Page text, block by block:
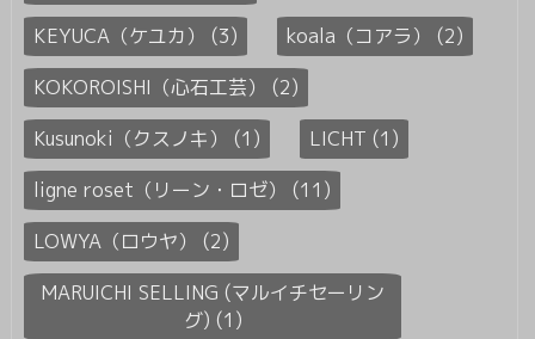
KEYUCA（ケユカ） (3)
koala（コアラ） (2)
KOKOROISHI（心石工芸） (2)
Kusunoki（クスノキ） (1)
LICHT (1)
ligne roset（リーン・ロゼ） (11)
LOWYA（ロウヤ） (2)
MARUICHI SELLING (マルイチセーリン
グ) (1)